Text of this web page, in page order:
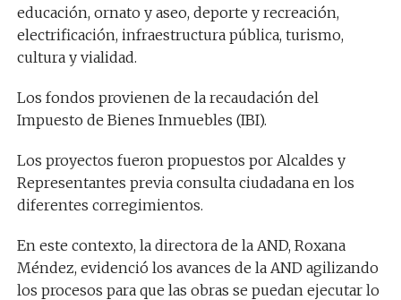
educación, ornato y aseo, deporte y recreación,
electrificación, infraestructura pública, turismo,
cultura y vialidad.
Los fondos provienen de la recaudación del
Impuesto de Bienes Inmuebles (IBI).
Los proyectos fueron propuestos por Alcaldes y
Representantes previa consulta ciudadana en los
diferentes corregimientos.
En este contexto, la directora de la AND, Roxana
Méndez, evidenció los avances de la AND agilizando
los procesos para que las obras se puedan ejecutar lo